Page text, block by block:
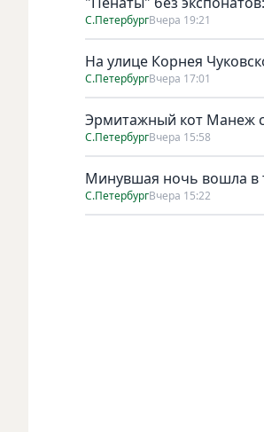
С.ПетербургВчера 19:21
На улице Корнея
С.ПетербургВчера 17:01
Эрмитажный кот Манеж
С.ПетербургВчера 15:58
Минувшая ночь вошла в
С.ПетербургВчера 15:22